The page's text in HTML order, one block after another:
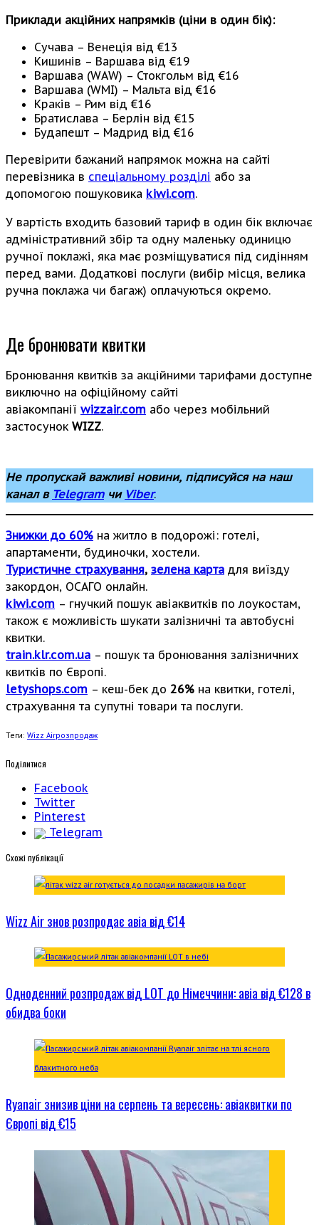
Приклади акційних напрямків (ціни в один бік):
Сучава – Венеція від €13
Кишинів – Варшава від €19
Варшава (WAW) – Стокгольм від €16
Варшава (WMI) – Мальта від €16
Краків – Рим від €16
Братислава – Берлін від €15
Будапешт – Мадрид від €16
Перевірити бажаний напрямок можна на сайті
перевізника в спеціальному розділі або за
допомогою пошуковика kiwi.com.
У вартість входить базовий тариф в один бік включає
адміністративний збір та одну маленьку одиницю
ручної поклажі, яка має розміщуватися під сидінням
перед вами. Додаткові послуги (вибір місця, велика
ручна поклажа чи багаж) оплачуються окремо.
Де бронювати квитки
Бронювання квитків за акційними тарифами доступне
виключно на офіційному сайті
авіакомпанії wizzair.com або через мобільний
застосунок WIZZ.
Не пропускай важливі новини, підписуйся на наш
канал в Telegramчи Viber.
Знижки до 60% на житло в подорожі: готелі,
апартаменти, будиночки, хостели.
Туристичне страхування, зелена карта для виїзду
закордон, ОСАГО онлайн.
kiwi.com – гнучкий пошук авіаквитків по лоукостам,
також є можливість шукати залізничні та автобусні
квитки.
train.klr.com.ua – пошук та бронювання залізничних
квитків по Європі.
letyshops.com – кеш-бек до 26% на квитки, готелі,
страхування та супутні товари та послуги.
Теги: Wizz Airрозпродаж
Поділитися
Facebook
Twitter
Pinterest
Telegram
Cхожі публікації
Wizz Air знов розпродає авіа від €14
Одноденний розпродаж від LOT до Німеччини: авіа від €128 в
обидва боки
Ryanair знизив ціни на серпень та вересень: авіаквитки по
Європі від €15